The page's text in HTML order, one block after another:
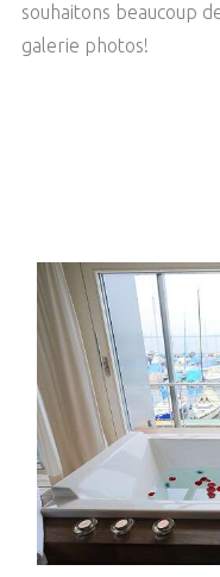
souhaitons beaucoup
galerie photos!